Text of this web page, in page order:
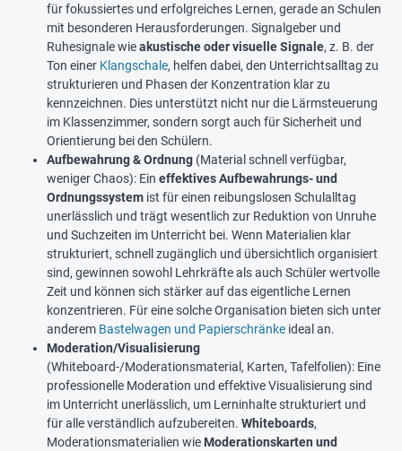
für fokussiertes und erfolgreiches Lernen, gerade an Schulen
mit besonderen Herausforderungen. Signalgeber und
Ruhesignale wieakustische oder visuelle Signale, z. B. der
Ton einer Klangschale, helfen dabei, den Unterrichtsalltag zu
strukturieren und Phasen der Konzentration klar zu
kennzeichnen. Dies unterstützt nicht nur die Lärmsteuerung
im Klassenzimmer, sondern sorgt auch für Sicherheit und
Orientierung bei den Schülern.
Aufbewahrung & Ordnung (Material schnell verfügbar,
weniger Chaos): Ein effektives Aufbewahrungs- und
Ordnungssystem ist für einen reibungslosen Schulalltag
unerlässlich und trägt wesentlich zur Reduktion von Unruhe
und Suchzeiten im Unterricht bei. Wenn Materialien klar
strukturiert, schnell zugänglich und übersichtlich organisiert
sind, gewinnen sowohl Lehrkräfte als auch Schüler wertvolle
Zeit und können sich stärker auf das eigentliche Lernen
konzentrieren. Für eine solche Organisation bieten sich unter
anderem Bastelwagen und Papierschränke ideal an.
Moderation/Visualisierung
(Whiteboard-/Moderationsmaterial, Karten, Tafelfolien): Eine
professionelle Moderation und effektive Visualisierung sind
im Unterricht unerlässlich, um Lerninhalte strukturiert und
für alle verständlich aufzubereiten. Whiteboards,
Moderationsmaterialien wie Moderationskarten und